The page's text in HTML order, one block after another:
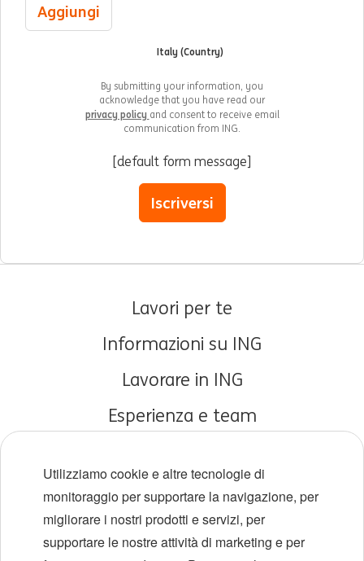
Aggiungi
Italy (Country)
By submitting your information, you
acknowledge that you have read our
privacy policy and consent to receive email
communication from ING.
[default form message]
Iscriversi
Lavori per te
Informazioni su ING
Lavorare in ING
Esperienza e team
Diversità e inclusione
Sedi
Utilizziamo cookie e altre tecnologie di
monitoraggio per supportare la navigazione, per
migliorare i nostri prodotti e servizi, per
supportare le nostre attività di marketing e per